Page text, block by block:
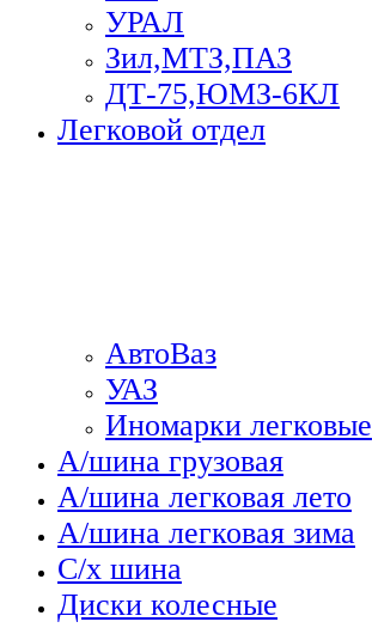
УРАЛ
Зил,МТЗ,ПАЗ
ДТ-75,ЮМЗ-6КЛ
Легковой отдел
АвтоВаз
УАЗ
Иномарки легковые
А/шина грузовая
А/шина легковая лето
А/шина легковая зима
С/х шина
Диски колесные